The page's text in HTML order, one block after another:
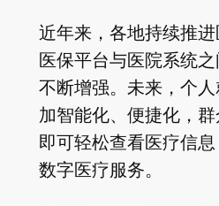
近年来，各地持续推进
医保平台与医院系统
不断增强。未来，个
加智能化、便捷化，
即可轻松查看医疗信
数字医疗服务。